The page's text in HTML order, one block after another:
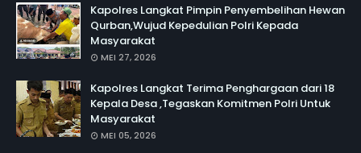
Kapolres Langkat Pimpin Penyembelihan Hewan
Qurban,Wujud Kepedulian Polri Kepada
Masyarakat
MEI 27, 2026
Kapolres Langkat Terima Penghargaan dari 18
Kepala Desa ,Tegaskan Komitmen Polri Untuk
Masyarakat
MEI 05, 2026